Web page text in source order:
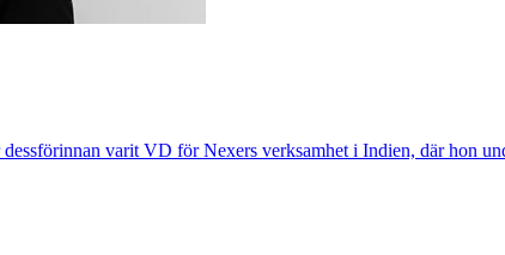
varit VD för Nexers verksamhet i Indien, där hon